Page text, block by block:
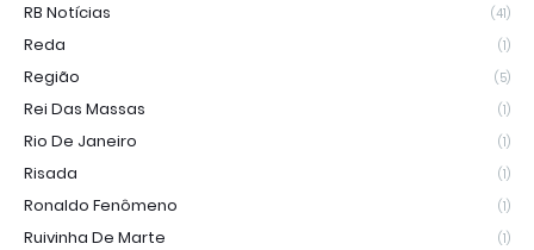
RB Notícias (41)
Reda (1)
Região (5)
Rei Das Massas (1)
Rio De Janeiro (1)
Risada (1)
Ronaldo Fenômeno (1)
Ruivinha De Marte (1)